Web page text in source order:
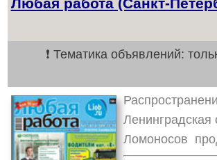
❗ Тематика объявлений:
Ленинградская
Ломоносов